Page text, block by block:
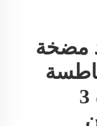
مضخة
قدرة 3